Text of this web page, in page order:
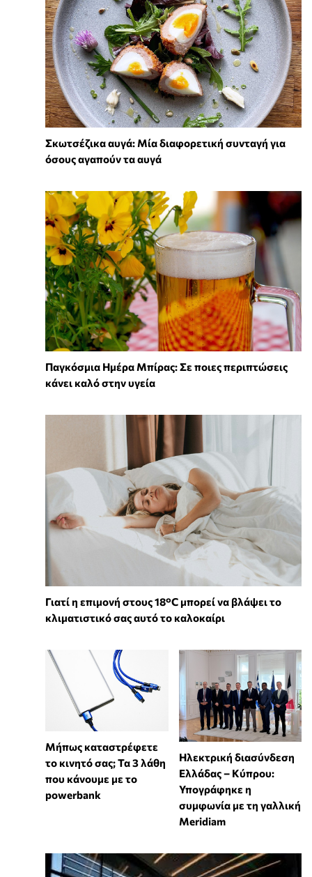
Σκωτσέζικα αυγά: Μία διαφορετική συνταγή για
όσους αγαπούν τα αυγά
Παγκόσμια Ημέρα Μπίρας: Σε ποιες περιπτώσεις
κάνει καλό στην υγεία
Γιατί η επιμονή στους 18°C μπορεί να βλάψει το
κλιματιστικό σας αυτό το καλοκαίρι
Μήπως καταστρέφετε
το κινητό σας; Τα 3 λάθη
που κάνουμε με το
powerbank
Ηλεκτρική διασύνδεση
Ελλάδας – Κύπρου:
Υπογράφηκε η
συμφωνία με τη γαλλική
Meridiam